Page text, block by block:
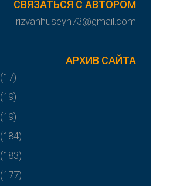
СВЯЗАТЬСЯ С АВТОРОМ
rizvanhuseyn73@gmail.com
АРХИВ САЙТА
(17)
(19)
(19)
(184)
(183)
(177)